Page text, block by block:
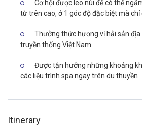
Cơ hội được leo núi để có thể
từ trên cao, ở 1 góc độ đặc biệt mà chỉ
Thưởng thức hương vị hải sản
truyền thống Việt Nam
Được tận hưởng những khoảng
các liệu trình spa ngay trên du thuyền
Itinerary